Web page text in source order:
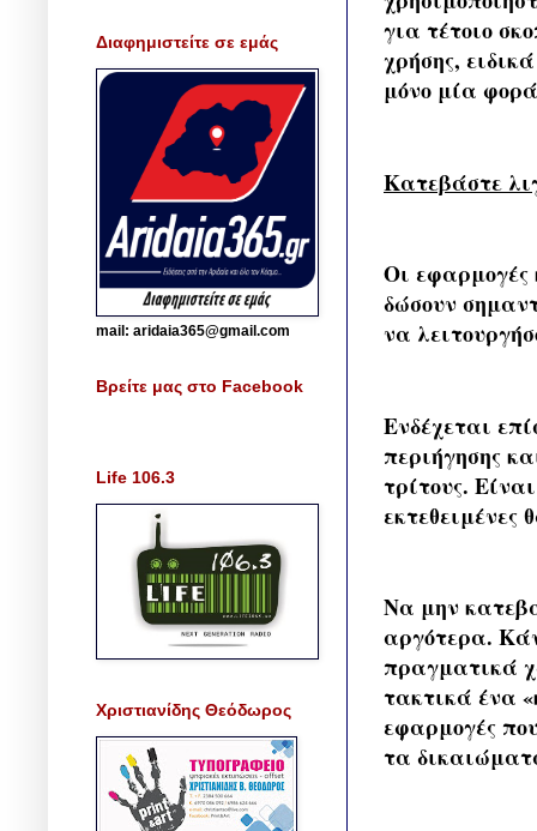
για τέτοιο
χρήσης,
μόνο μία
Κατεβάστε
Οι εφαρμογές
δώσουν
να
Ενδέχεται
περιήγησης
τρίτους.
εκτεθειμένες
Να μην
αργότερα.
πραγματικά
τακτικά ένα
εφαρμογές
τα
Διαφημιστείτε σε εμάς
mail: aridaia365@gmail.com
Βρείτε μας στο Facebook
Life 106.3
Χριστιανίδης Θεόδωρος